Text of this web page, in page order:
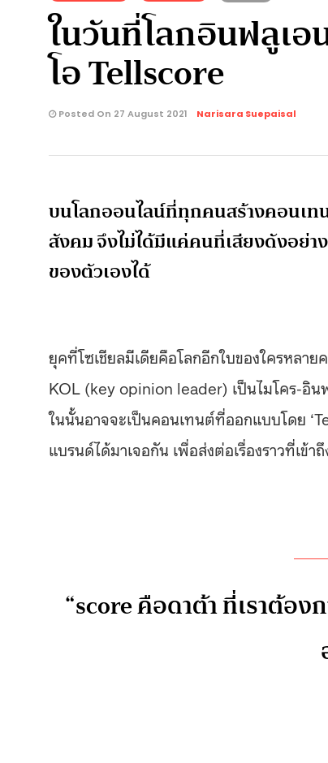
ในวันที่โลกอินฟลูเ
โอ Tellscore
Posted On 27 August 2021 Narisara Suepaisal
บนโลกออนไลน์ที่ทุกคนสร้างคอนเ
สังคม จึงไม่ได้มีแค่คนที่เสียงดังอย่
ของตัวเองได้
ยุคที่โซเชียลมีเดียคือโลกอีกใบของใครหลา
KOL (key opinion leader) เป็นไมโคร-อิน
ในนั้นอาจจะเป็นคอนเทนต์ที่ออกแบบโดย
แบรนด์ได้มาเจอกัน เพื่อส่งต่อเรื่องราวที่เข้า
“score คือดาต้า ที่เราต้อ